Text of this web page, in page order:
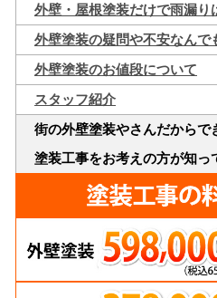
外壁・屋根塗装だけで雨漏り
外壁塗装の疑問や不安なんで
外壁塗装のお値段について
スタッフ紹介
街の外壁塗装やさんだからで
塗装工事をお考えの方が知っ